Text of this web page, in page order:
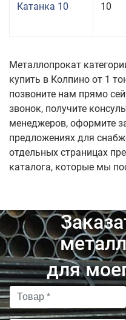
Катанка 10 10
Металлопрокат
купить в Колпино от 1
позвоните нам прямо
звонок, получите
менеджеров, оформите
предложениях для
отдельных страницах
каталога, которые мы
для